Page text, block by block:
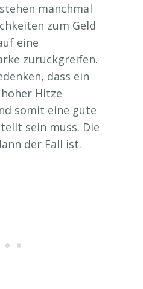
manchmal
zum Geld
eine
zurückgreifen.
dass ein
Hitze
somit eine gute
sein muss. Die
der Fall ist.